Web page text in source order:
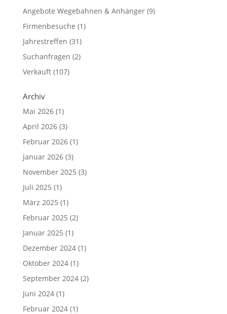
Angebote Wegebahnen & Anhänger(9)
Firmenbesuche (1)
Jahrestreffen (31)
Suchanfragen (2)
Verkauft(107)
Archiv
Mai 2026(1)
April 2026(3)
Februar 2026(1)
Januar 2026(3)
November 2025 (3)
Juli 2025 (1)
März 2025 (1)
Februar 2025 (2)
Januar 2025 (1)
Dezember 2024(1)
Oktober 2024(1)
September 2024(2)
Juni 2024(1)
Februar 2024(1)